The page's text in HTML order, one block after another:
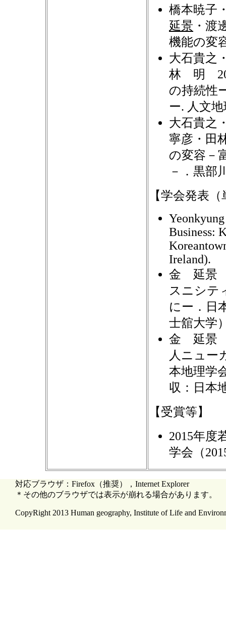
橋本暁子
延景 ・渡
機能の変
大石貴之
林 明
の持続性
ー. 人文
大石貴之
寧彦・田
の変容－
－．黒部
【学会発表
Business:
Ireland).
金 延景
スニシテ
にー．日
士舘大学
金 延景
人ニュー
本地理学
収：日本
【受賞等】
2015年度
学会（
対応ブラウザ：Firefox（推奨），Internet Explorer
＊その他のブラウザでは表示が崩れる場合があります。
CopyRight 2013 Human geography, Institute of Life and